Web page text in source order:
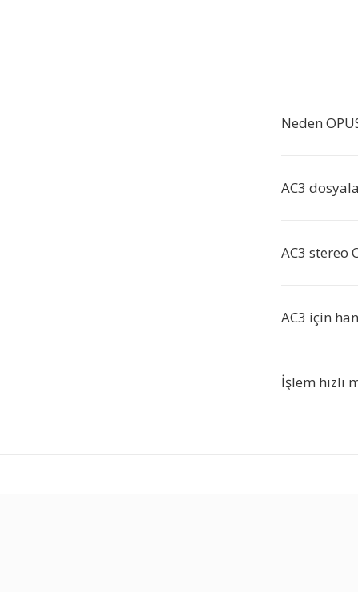
Neden
AC3
AC3 stereo
AC3 için
İşlem hızlı